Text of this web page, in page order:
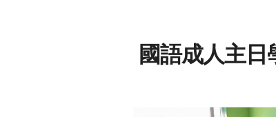
國語成人主日